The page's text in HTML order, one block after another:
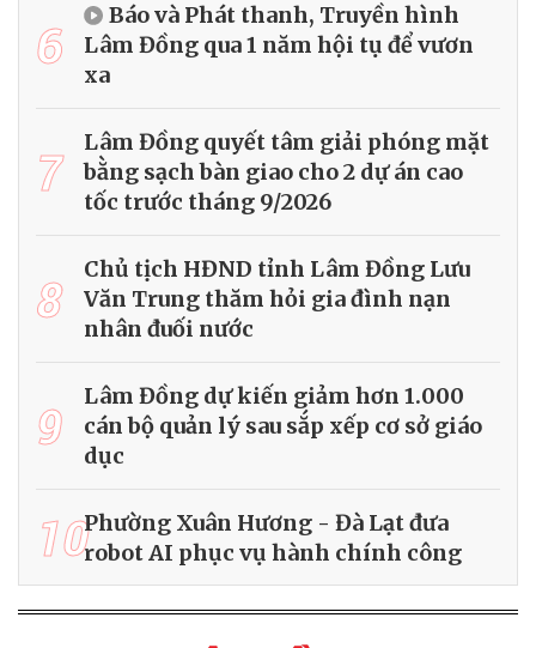
6
Báo và Phát thanh, Truyền hình
Lâm Đồng qua 1 năm hội tụ để vươn
xa
7
Lâm Đồng quyết tâm giải phóng mặt
bằng sạch bàn giao cho 2 dự án cao
tốc trước tháng 9/2026
8
Chủ tịch HĐND tỉnh Lâm Đồng Lưu
Văn Trung thăm hỏi gia đình nạn
nhân đuối nước
9
Lâm Đồng dự kiến giảm hơn 1.000
cán bộ quản lý sau sắp xếp cơ sở giáo
dục
10Phường Xuân Hương - Đà Lạt đưa
robot AI phục vụ hành chính công